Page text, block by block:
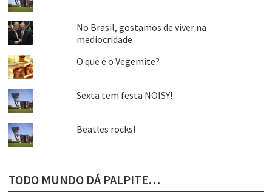
No Brasil, gostamos de viver na
mediocridade
O que é o Vegemite?
Sexta tem festa NOISY!
Beatles rocks!
TODO MUNDO DÁ PALPITE…